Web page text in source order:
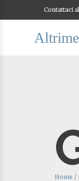
Contattaci
Home /